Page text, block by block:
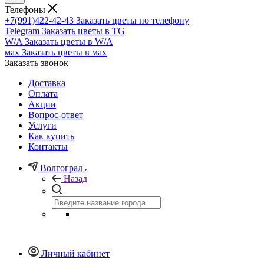
Телефоны
+7(991)422-42-43 Заказать цветы по телефону
Telegram Заказать цветы в TG
W/A Заказать цветы в W/A
мах Заказать цветы в мах
Заказать звонок
Доставка
Оплата
Акции
Вопрос-ответ
Услуги
Как купить
Контакты
Волгоград
Назад
Личный кабинет